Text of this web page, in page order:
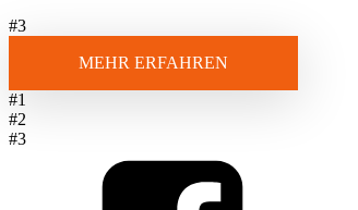
#3
MEHR ERFAHREN
#1
#2
#3